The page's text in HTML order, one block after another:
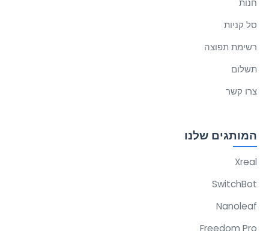
חנות
סל קניות
רשימת תפוצה
תשלום
צרו קשר
המותגים שלנו
Xreal
SwitchBot
Nanoleaf
Freedom Pro